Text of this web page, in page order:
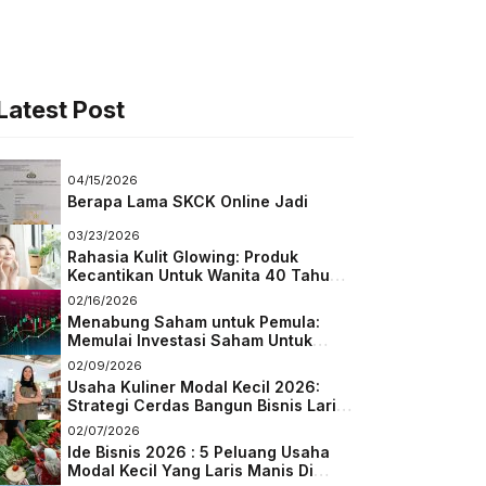
Post
04/15/2026
Berapa Lama SKCK Online Jadi
03/23/2026
Rahasia Kulit Glowing: Produk
Kecantikan Untuk Wanita 40 Tahun
Keatas
02/16/2026
Menabung Saham untuk Pemula:
Memulai Investasi Saham Untuk
Pemula
02/09/2026
Usaha Kuliner Modal Kecil 2026:
Strategi Cerdas Bangun Bisnis Laris
di Tengah Persaingan
02/07/2026
Ide Bisnis 2026 : 5 Peluang Usaha
Modal Kecil Yang Laris Manis Di